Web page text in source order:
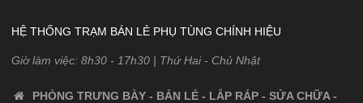
HỆ THỐNG TRẠM BÁN LẺ PHỤ TÙNG CHÍNH HIỆU
Giờ làm việc: 8h30 - 17h30 | Thứ Hai - Chủ Nhật
PHÒNG TRƯNG BÀY - BÁN LẺ - LẮP RÁP - SỬA CHỮA -